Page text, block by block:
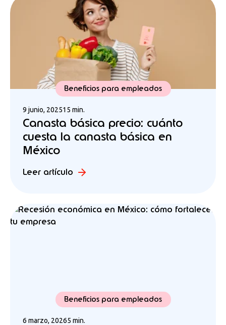
Beneficios para empleados
9 junio, 202515 min.
Canasta básica precio: cuánto
cuesta la canasta básica en
México
Leer artículo
Beneficios para empleados
6 marzo, 20265 min.